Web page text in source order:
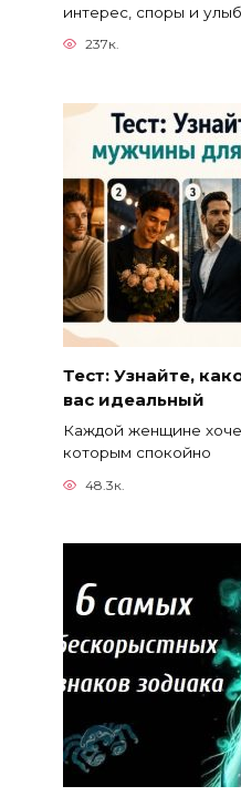
интерес, споры и
237к.
Тест: Узнайте,
вас идеальный
Каждой женщине
которым спокойно
48.3к.